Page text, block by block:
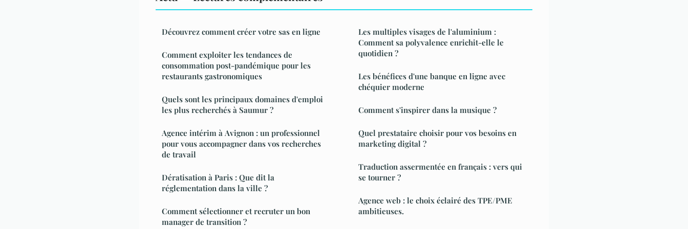
Découvrez comment créer votre sas en ligne
Comment exploiter les tendances de
consommation post-pandémique pour les
restaurants gastronomiques
Quels sont les principaux domaines d'emploi
les plus recherchés à Saumur ?
Agence intérim à Avignon : un professionnel
pour vous accompagner dans vos recherches
de travail
Dératisation à Paris : Que dit la
réglementation dans la ville ?
Comment sélectionner et recruter un bon
manager de transition ?
Les multiples visages de l'aluminium :
Comment sa polyvalence enrichit-elle le
quotidien ?
Les bénéfices d'une banque en ligne avec
chéquier moderne
Comment s'inspirer dans la musique ?
Quel prestataire choisir pour vos besoins en
marketing digital ?
Traduction assermentée en français : vers qui
se tourner ?
Agence web : le choix éclairé des TPE/PME
ambitieuses.